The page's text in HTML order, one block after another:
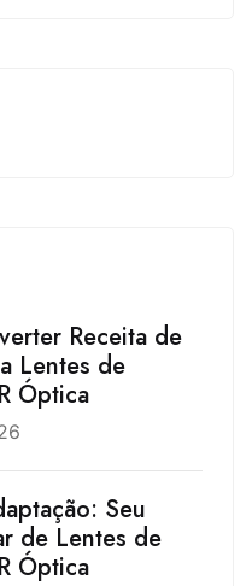
Receita de
Lentes de
Óptica
Seu
de Lentes de
Óptica